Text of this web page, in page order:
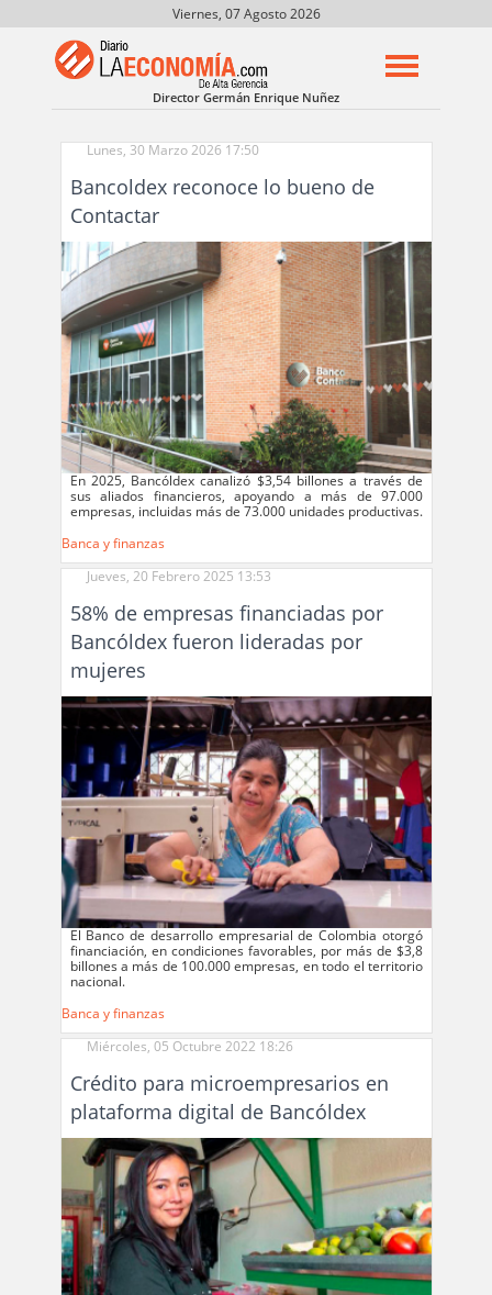
Viernes, 07 Agosto 2026
Director Germán Enrique Nuñez
Lunes, 30 Marzo 2026 17:50
Bancoldex reconoce lo bueno de
Contactar
En 2025, Bancóldex canalizó $3,54 billones a través de
sus aliados financieros, apoyando a más de 97.000
empresas, incluidas más de 73.000 unidades productivas.
Banca y finanzas
Jueves, 20 Febrero 2025 13:53
58% de empresas financiadas por
Bancóldex fueron lideradas por
mujeres
El Banco de desarrollo empresarial de Colombia otorgó
financiación, en condiciones favorables, por más de $3,8
billones a más de 100.000 empresas, en todo el territorio
nacional.
Banca y finanzas
Miércoles, 05 Octubre 2022 18:26
Crédito para microempresarios en
plataforma digital de Bancóldex